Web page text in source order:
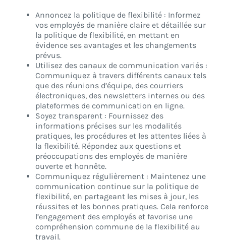
Annoncez la politique de flexibilité : Informez
vos employés de manière claire et détaillée sur
la politique de flexibilité, en mettant en
évidence ses avantages et les changements
prévus.
Utilisez des canaux de communication variés :
Communiquez à travers différents canaux tels
que des réunions d’équipe, des courriers
électroniques, des newsletters internes ou des
plateformes de communication en ligne.
Soyez transparent : Fournissez des
informations précises sur les modalités
pratiques, les procédures et les attentes liées à
la flexibilité. Répondez aux questions et
préoccupations des employés de manière
ouverte et honnête.
Communiquez régulièrement : Maintenez une
communication continue sur la politique de
flexibilité, en partageant les mises à jour, les
réussites et les bonnes pratiques. Cela renforce
l’engagement des employés et favorise une
compréhension commune de la flexibilité au
travail.